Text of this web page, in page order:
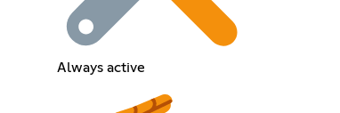
Always active